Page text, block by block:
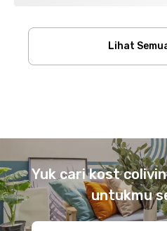
Lihat
Yuk cari kost
untukmu